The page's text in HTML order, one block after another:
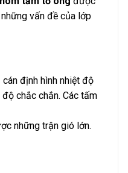
vấn đề của lớp
định hình nhiệt độ
chắc chắn. Các tấm
những trận gió lớn.